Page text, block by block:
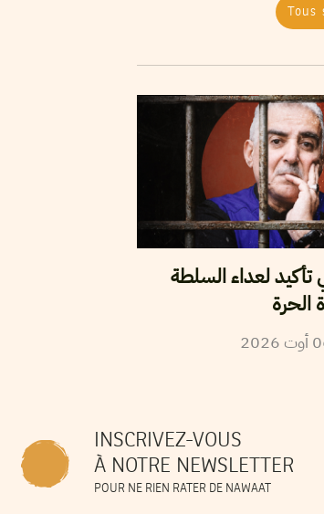
تأكيد لعداء السلطة
الحرة
أوت2026
INSCRIVEZ-VOUS
À NOTRE NEWSLETTER
POUR NE RIEN RATER DE NAWAAT